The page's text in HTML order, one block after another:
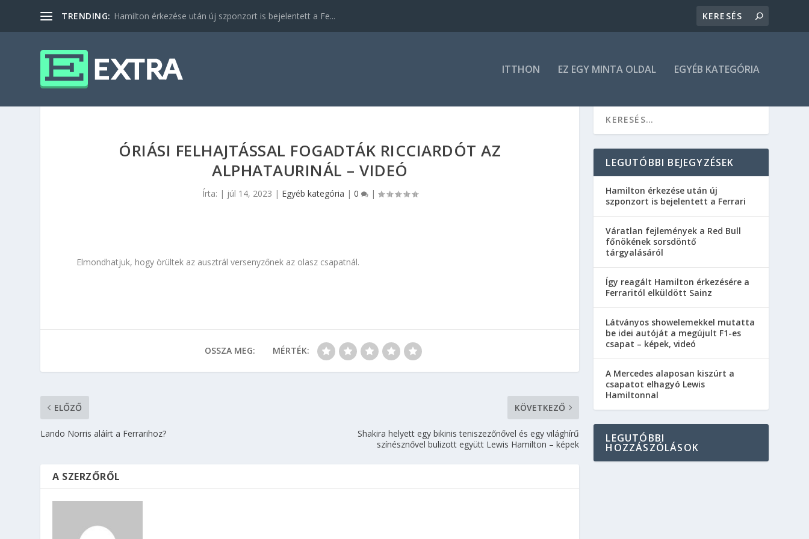
TRENDING: Hamilton érkezése után új szponzort is bejelentett a Fe...
ITTHON EZ EGY MINTA OLDAL EGYÉB KATEGÓRIA
ÓRIÁSI FELHAJTÁSSAL FOGADTÁK RICCIARDÓT AZ
ALPHATAURINÁL – VIDEÓ
Írta: | júl 14, 2023 | Egyéb kategória | 0 |
Elmondhatjuk, hogy örültek az ausztrál versenyzőnek az olasz csapatnál.
OSSZA MEG: MÉRTÉK:
ELŐZŐ
Lando Norris aláírt a Ferrarihoz?
KÖVETKEZŐ
Shakira helyett egy bikinis teniszezőnővel és egy világhírű
színésznővel bulizott együtt Lewis Hamilton – képek
A SZERZŐRŐL
LEGUTÓBBI BEJEGYZÉSEK
Hamilton érkezése után új
szponzort is bejelentett a Ferrari
Váratlan fejlemények a Red Bull
főnökének sorsdöntő
tárgyalásáról
Így reagált Hamilton érkezésére a
Ferraritól elküldött Sainz
Látványos showelemekkel mutatta
be idei autóját a megújult F1-es
csapat – képek, videó
A Mercedes alaposan kiszúrt a
csapatot elhagyó Lewis
Hamiltonnal
LEGUTÓBBI
HOZZÁSZÓLÁSOK